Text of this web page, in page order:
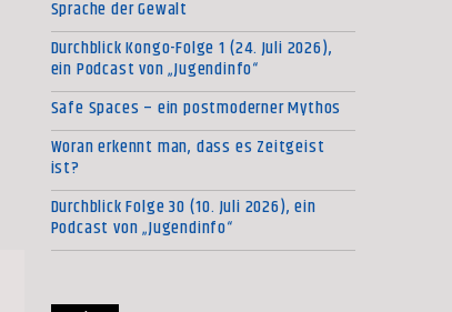
Sprache der Gewalt
Durchblick Kongo-Folge 1 (24. Juli 2026),
ein Podcast von „Jugendinfo“
Safe Spaces – ein postmoderner Mythos
Woran erkennt man, dass es Zeitgeist
ist?
Durchblick Folge 30 (10. Juli 2026), ein
Podcast von „Jugendinfo“